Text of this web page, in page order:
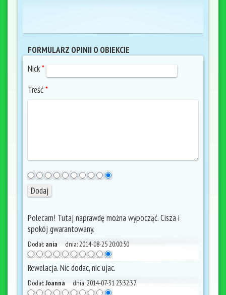
FORMULARZ OPINII O OBIEKCIE
Nick*
Treść*
Polecam! Tutaj naprawdę można wypocząć. Cisza i
spokój gwarantowany.
Dodał: ania dnia:2014-08-25 20:00:50
Rewelacja. Nic dodac, nic ujac.
Dodał:Joanna dnia:2014-07-31 23:32:37